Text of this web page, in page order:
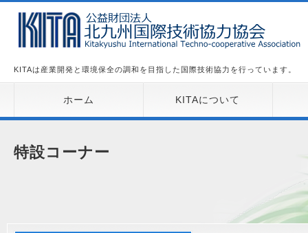
KITAは産業開発と環境保全の調和を目指した国際技術協力を行っています。
ホーム KITAについて
特設コーナー